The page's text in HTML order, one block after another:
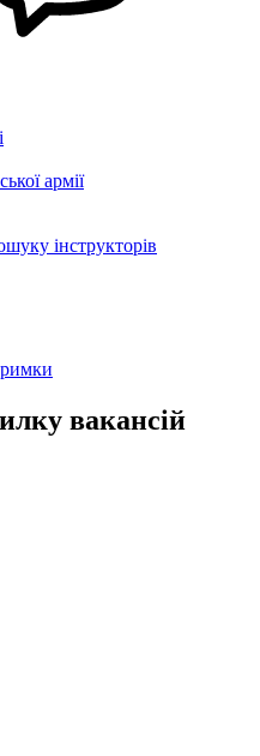
армії
інструкторів
вакансій